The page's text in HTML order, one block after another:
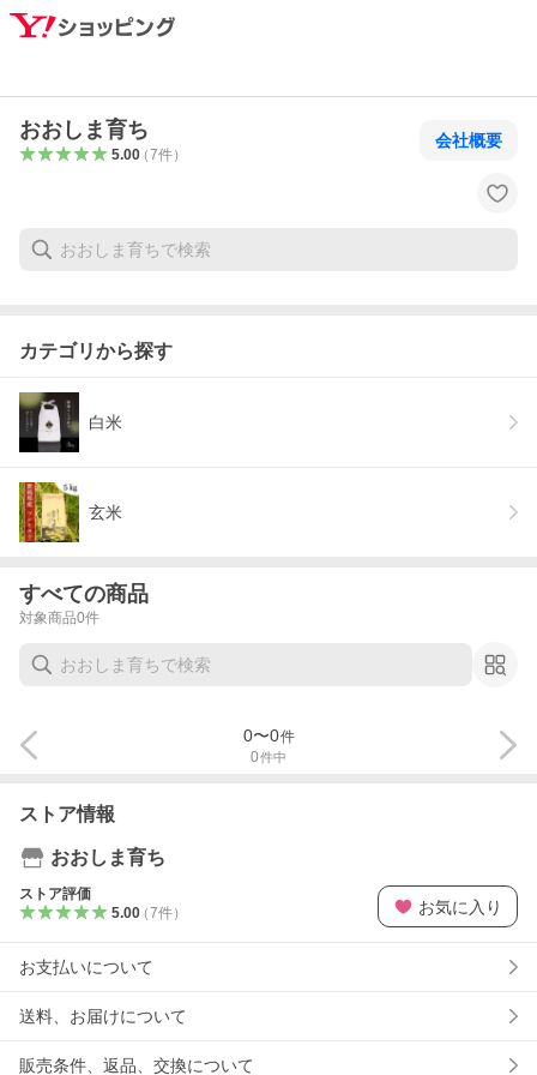
おおしま育ち
5.00（7件）
会社概要
カテゴリから探す
白米
玄米
すべての商品
対象商品0件
0件中
0〜0件
ストア情報
おおしま育ち
ストア評価
5.00（7件） お気に入り
お支払いについて
送料、お届けについて
販売条件、返品、交換について